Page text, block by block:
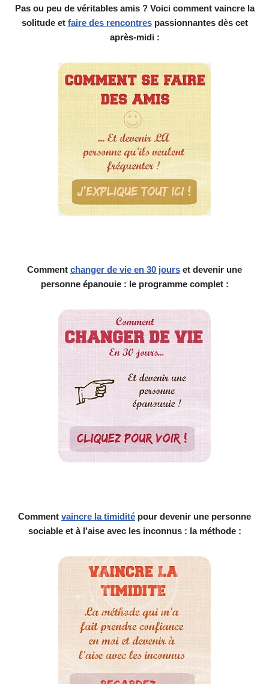
Pas ou peu de véritables amis ? Voici comment vaincre la
solitude et faire des rencontrespassionnantes dès cet
après-midi :
Comment changer de vie en 30 jours et devenir une
personne épanouie : le programme complet :
Comment vaincre la timidité pour devenir une personne
sociable et à l'aise avec les inconnus : la méthode :